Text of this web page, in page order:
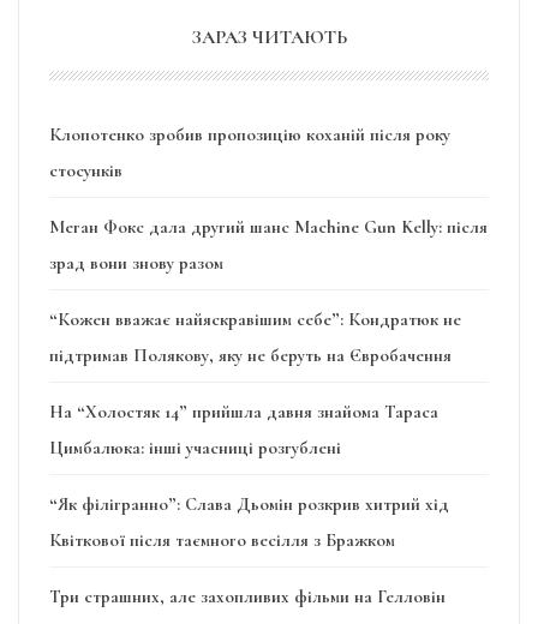
ЗАРАЗ ЧИТАЮТЬ
Клопотенко зробив пропозицію коханій після року
стосунків
Меган Фокс дала другий шанс Machine Gun Kelly: після
зрад вони знову разом
“Кожен вважає найяскравішим себе”: Кондратюк не
підтримав Полякову, яку не беруть на Євробачення
На “Холостяк 14” прийшла давня знайома Тараса
Цимбалюка: інші учасниці розгублені
“Як філігранно”: Слава Дьомін розкрив хитрий хід
Квіткової після таємного весілля з Бражком
Три страшних, але захопливих фільми на Гелловін